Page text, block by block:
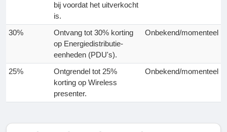
bij voordat het uitverkocht
is.
30%
Ontvang tot 30% korting
op Energiedistributie-
eenheden (PDU's).
Onbekend/momenteel
25%
Ontgrendel tot 25%
korting op Wireless
presenter.
Onbekend/momenteel